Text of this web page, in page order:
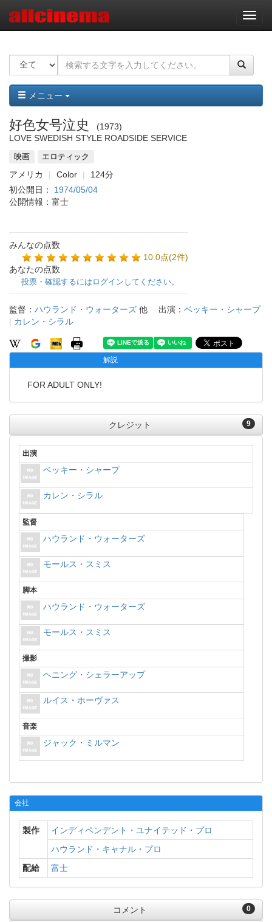
ナ
ビ
ー
ョ
ン
メニュー
好色女号泣史
1973
LOVE SWEDISH STYLE ROADSIDE SERVICE
映画 エロティック
アメリカ Color
124分
初公開日： 1974/05/04
公開情報：富士
みんなの点数
10.0点(2件)
あなたの点数
投票・確認するにはログインしてください。
監督： ハウランド・ウォーターズ 他 出演： ベッキー・シャープ
| カレン・シラル
解説
FOR ADULT ONLY!
9
クレジット
出演
ベッキー・シャープ
カレン・シラル
監督
ハウランド・ウォーターズ
モールス・スミス
脚本
ハウランド・ウォーターズ
モールス・スミス
撮影
ヘニング・シェラーアップ
ルイス・ホーヴァス
音楽
ジャック・ミルマン
会社
製作
インディペンデント・ユナイテッド・プロ
ハウランド・キャナル・プロ
配給
富士
0
コメント